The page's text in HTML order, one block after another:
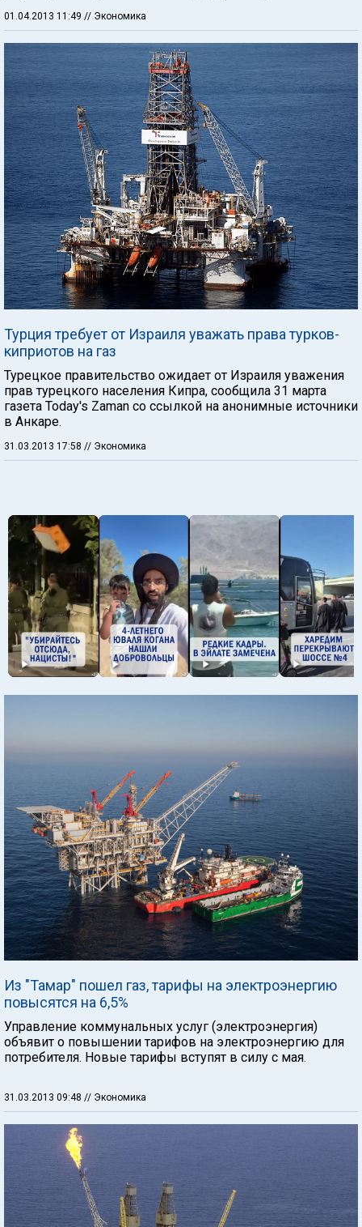
01.04.2013 11:49 // Экономика
Турция требует от Израиля уважать права турков-
киприотов на газ
Турецкое правительство ожидает от Израиля уважения
прав турецкого населения Кипра, сообщила 31 марта
газета Today's Zaman со ссылкой на анонимные источники
в Анкаре.
31.03.2013 17:58 // Экономика
Из "Тамар" пошел газ, тарифы на электроэнергию
повысятся на 6,5%
Управление коммунальных услуг (электроэнергия)
объявит о повышении тарифов на электроэнергию для
потребителя. Новые тарифы вступят в силу с мая.
31.03.2013 09:48 // Экономика